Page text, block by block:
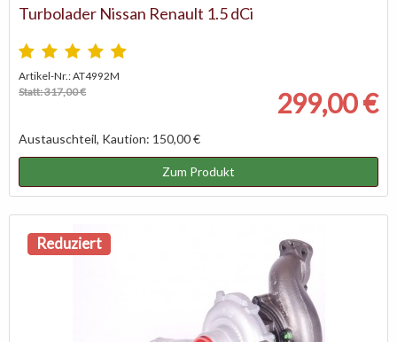
Turbolader Nissan Renault 1.5 dCi
Artikel-Nr.: AT4992M
Statt: 317,00 €
299,00 €
Austauschteil, Kaution: 150,00 €
Zum Produkt
Reduziert